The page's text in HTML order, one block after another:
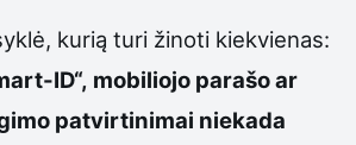
kurią turi žinoti kiekvienas:
ID“, mobiliojo parašo ar
patvirtinimai niekada